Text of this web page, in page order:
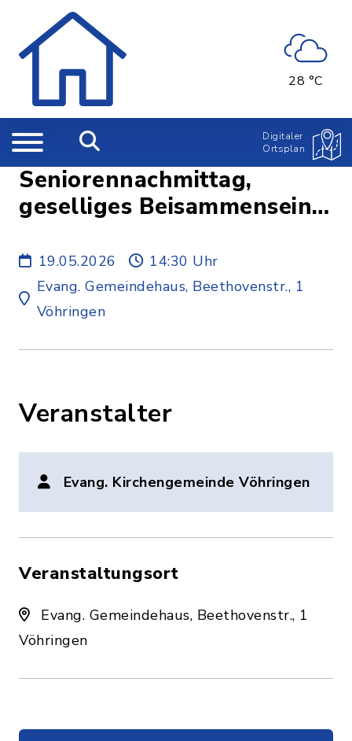
28 °C
Digitaler
Ortsplan
Seniorennachmittag,
geselliges Beisammensein
19.05.2026
14:30 Uhr
Evang. Gemeindehaus, Beethovenstr., 1
Vöhringen
Veranstalter
Evang. Kirchengemeinde Vöhringen
Veranstaltungsort
Evang. Gemeindehaus, Beethovenstr., 1
Vöhringen